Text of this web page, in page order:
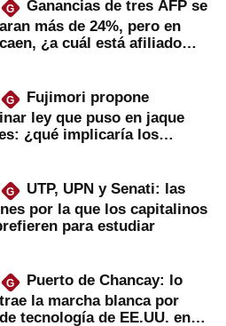
G
Ganancias de tres AFP se
más de 24%, pero en
¿a cuál está afiliado
G
Fujimori propone
ley que puso en jaque
¿qué implicaría los
G
UTP, UPN y Senati: las
por la que los capitalinos
para estudiar
G
Puerto de Chancay: lo
la marcha blanca por
tecnología de EE.UU. en